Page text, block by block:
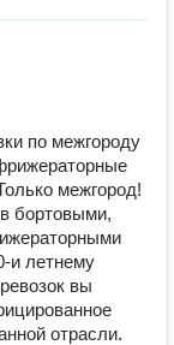
по межгороду
межгород!
бортовыми,
и летнему
вы
отрасли.